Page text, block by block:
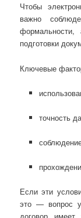
Чтобы
важно
подготовки
Ключевые
точность
Если эти
это — вопрос